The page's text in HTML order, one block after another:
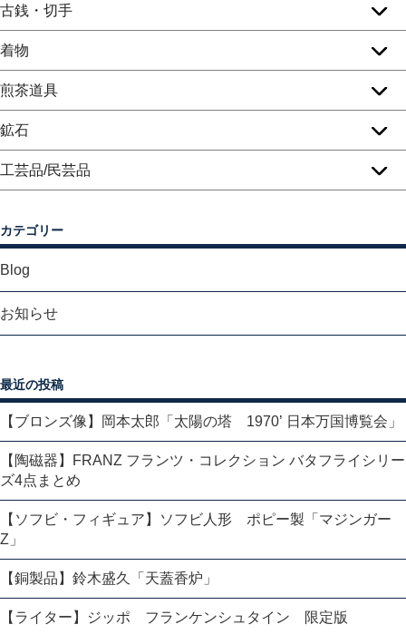
古銭・切手
着物
煎茶道具
鉱石
工芸品/民芸品
カテゴリー
Blog
お知らせ
最近の投稿
【ブロンズ像】岡本太郎「太陽の塔 1970’ 日本万国博覧会」
【陶磁器】FRANZ フランツ・コレクション バタフライシリー
ズ4点まとめ
【ソフビ・フィギュア】ソフビ人形 ポピー製「マジンガー
Z」
【銅製品】鈴木盛久「天蓋香炉」
【ライター】ジッポ フランケンシュタイン 限定版